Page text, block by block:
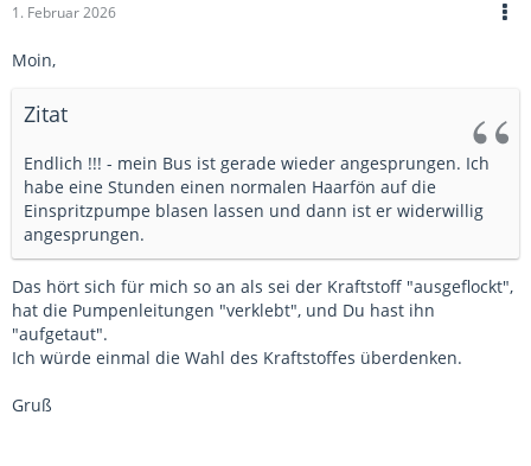
1. Februar 2026
Moin,
Zitat
Endlich !!! - mein Bus ist gerade wieder angesprungen. Ich
habe eine Stunden einen normalen Haarfön auf die
Einspritzpumpe blasen lassen und dann ist er widerwillig
angesprungen.
Das hört sich für mich so an als sei der Kraftstoff "ausgeflockt",
hat die Pumpenleitungen "verklebt", und Du hast ihn
"aufgetaut".
Ich würde einmal die Wahl des Kraftstoffes überdenken.
Gruß